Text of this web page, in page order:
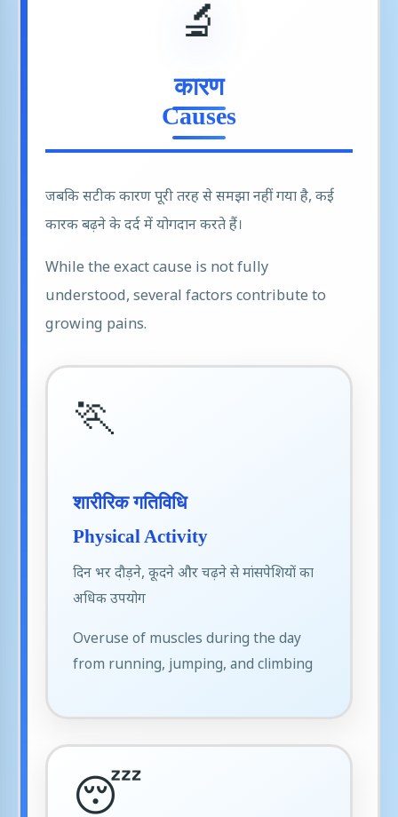
🔬
कारण
Causes
जबकि सटीक कारण पूरी तरह से समझा नहीं गया है, कई
कारक बढ़ने के दर्द में योगदान करते हैं।
While the exact cause is not fully
understood, several factors contribute to
growing pains.
🏃
शारीरिक गतिविधि
Physical Activity
दिन भर दौड़ने, कूदने और चढ़ने से मांसपेशियों का
अधिक उपयोग
Overuse of muscles during the day
from running, jumping, and climbing
😴